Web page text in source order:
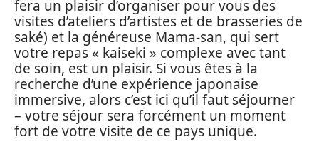
fera un plaisir d’organiser pour vous des
visites d’ateliers d’artistes et de brasseries de
saké) et la généreuse Mama-san, qui sert
votre repas « kaiseki » complexe avec tant
de soin, est un plaisir. Si vous êtes à la
recherche d’une expérience japonaise
immersive, alors c’est ici qu’il faut séjourner
– votre séjour sera forcément un moment
fort de votre visite de ce pays unique.